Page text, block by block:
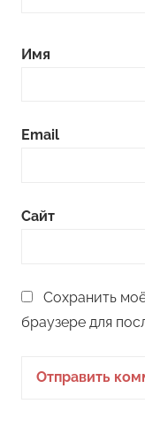
Имя
Email
Сайт
Сохранить
браузере для